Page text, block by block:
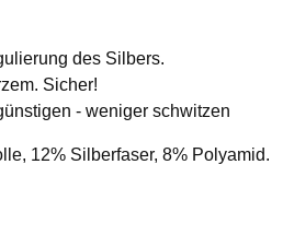
des Silbers.
Sicher!
- weniger schwitzen
12% Silberfaser, 8% Polyamid.